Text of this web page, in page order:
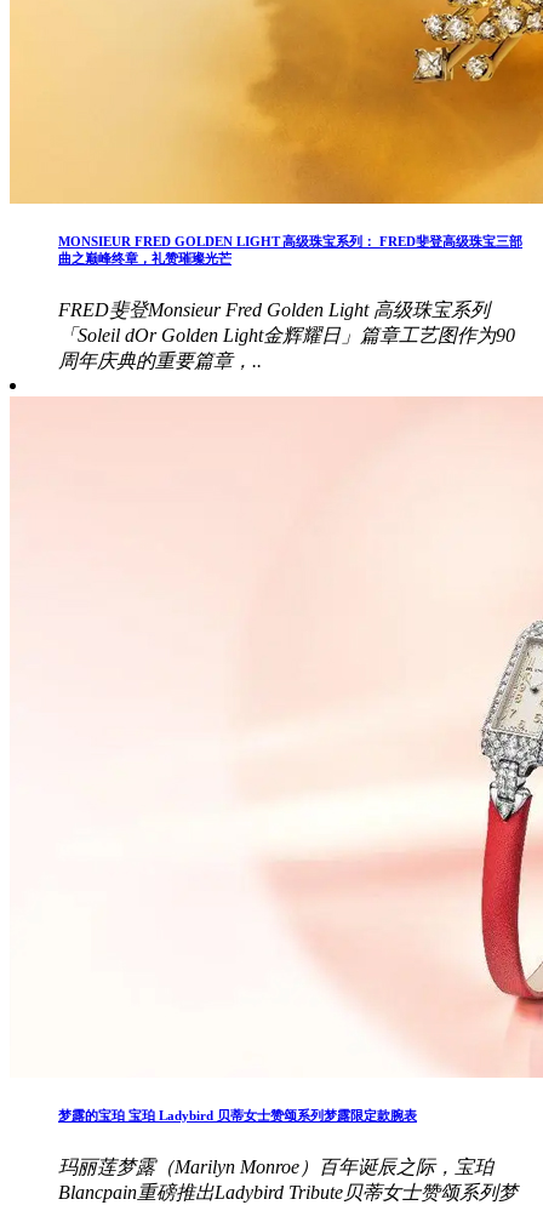
MONSIEUR FRED GOLDEN LIGHT 高级珠宝系列： FRED斐登高级珠宝三部
曲之巅峰终章，礼赞璀璨光芒
FRED斐登Monsieur Fred Golden Light 高级珠宝系列
「Soleil dOr Golden Light金辉耀日」篇章工艺图作为90
周年庆典的重要篇章，..
梦露的宝珀 宝珀 Ladybird 贝蒂女士赞颂系列梦露限定款腕表
玛丽莲梦露（Marilyn Monroe）百年诞辰之际，宝珀
Blancpain重磅推出Ladybird Tribute贝蒂女士赞颂系列梦